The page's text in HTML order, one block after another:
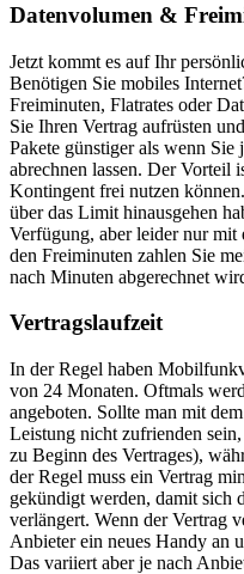
Datenvolumen &
Jetzt kommt es auf Ihr
Benötigen Sie mobiles
Freiminuten, Flatrates oder
Sie Ihren Vertrag aufrüsten
Pakete günstiger als wenn
abrechnen lassen. Der Vorteil
Kontingent frei nutzen
über das Limit hinausgehen
Verfügung, aber leider nur
den Freiminuten zahlen Sie
nach Minuten abgerechnet
Vertragslaufzeit
In der Regel haben
von 24 Monaten. Oftmals
angeboten. Sollte man mit
Leistung nicht zufrienden
zu Beginn des Vertrages),
der Regel muss ein Vertrag
gekündigt werden, damit sich
verlängert. Wenn der Vertrag
Anbieter ein neues Handy an
Das variiert aber je nach